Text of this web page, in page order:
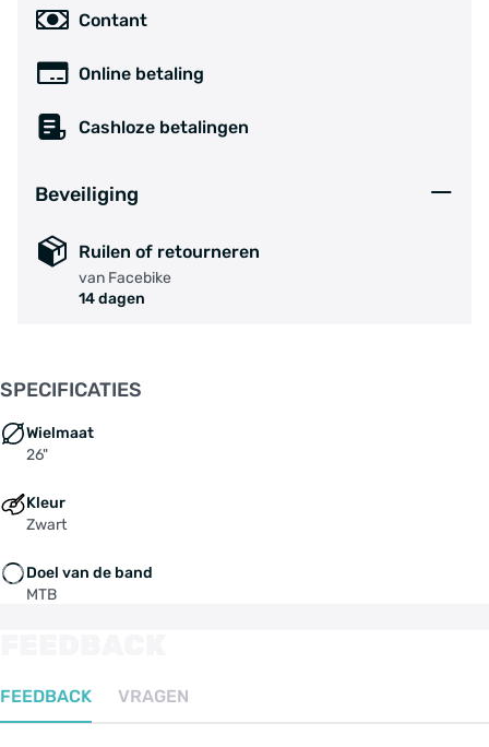
Contant
Online betaling
Cashloze betalingen
Beveiliging
Ruilen of retourneren
van Facebike
14 dagen
SPECIFICATIES
Wielmaat
26"
Kleur
Zwart
Doel van de band
MTB
FEEDBACK VRAGEN